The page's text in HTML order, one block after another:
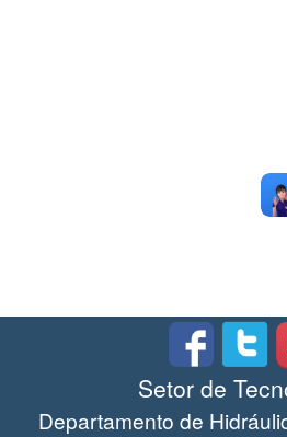
Setor de
Departamento de